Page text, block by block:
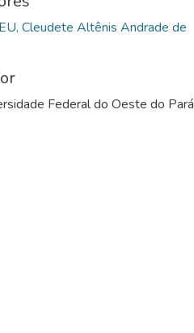
Cleudete Altênis Andrade de
Federal do Oeste do Pará